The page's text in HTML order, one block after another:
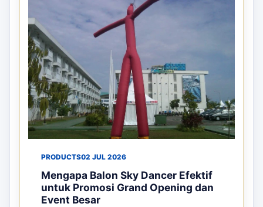
PRODUCTS02 JUL 2026
Mengapa Balon Sky Dancer Efektif
untuk Promosi Grand Opening dan
Event Besar